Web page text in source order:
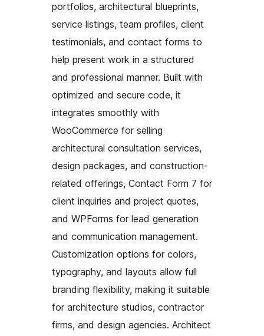
portfolios, architectural blueprints,
service listings, team profiles, client
testimonials, and contact forms to
help present work in a structured
and professional manner. Built with
optimized and secure code, it
integrates smoothly with
WooCommerce for selling
architectural consultation services,
design packages, and construction-
related offerings, Contact Form 7 for
client inquiries and project quotes,
and WPForms for lead generation
and communication management.
Customization options for colors,
typography, and layouts allow full
branding flexibility, making it suitable
for architecture studios, contractor
firms, and design agencies. Architect